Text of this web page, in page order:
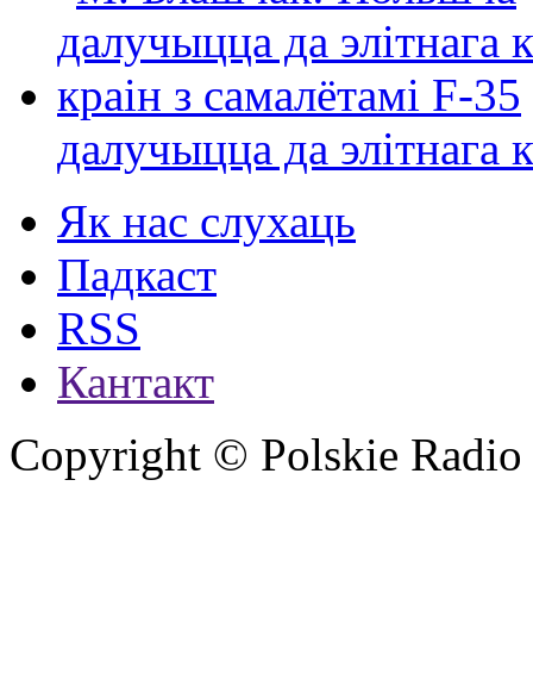
далучыцца да элітнага
Як нас слухаць
Падкаст
RSS
Кантакт
Copyright © Polskie